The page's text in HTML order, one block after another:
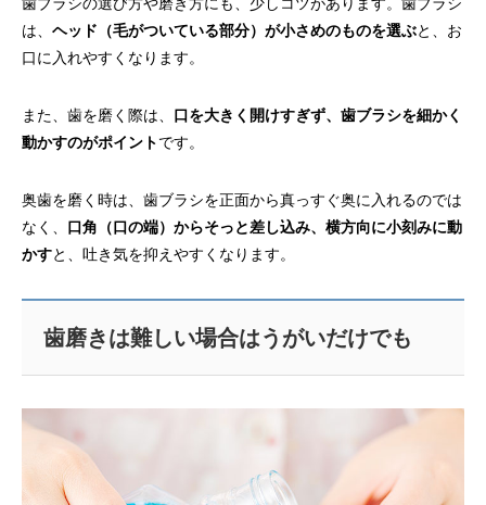
歯ブラシの選び方や磨き方にも、少しコツがあります。歯ブラシ
は、 ヘッド（毛がついている部分）が小さめのものを選ぶと、お
口に入れやすくなります。
また、歯を磨く際は、
口を大きく開けすぎず、歯ブラシを細かく
動かすのがポイント です。
奥歯を磨く時は、歯ブラシを正面から真っすぐ奥に入れるのでは
なく、
口角（口の端）からそっと差し込み、横方向に小刻みに動
かすと、吐き気を抑えやすくなります。
歯磨きは難しい場合はうがいだけでも